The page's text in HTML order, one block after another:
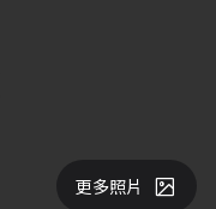
更多照片